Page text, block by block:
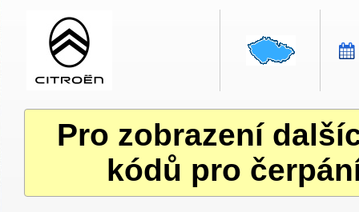
Pro zobrazení
kódů pro